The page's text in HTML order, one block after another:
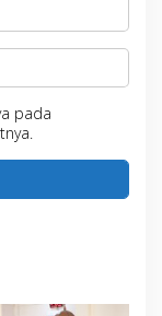
pada